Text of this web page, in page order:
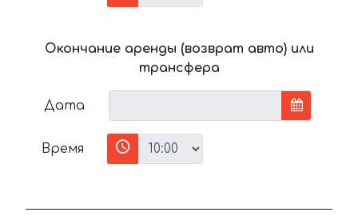
Окончание аренды (возврат авто) или
трансфера
Дата
Время